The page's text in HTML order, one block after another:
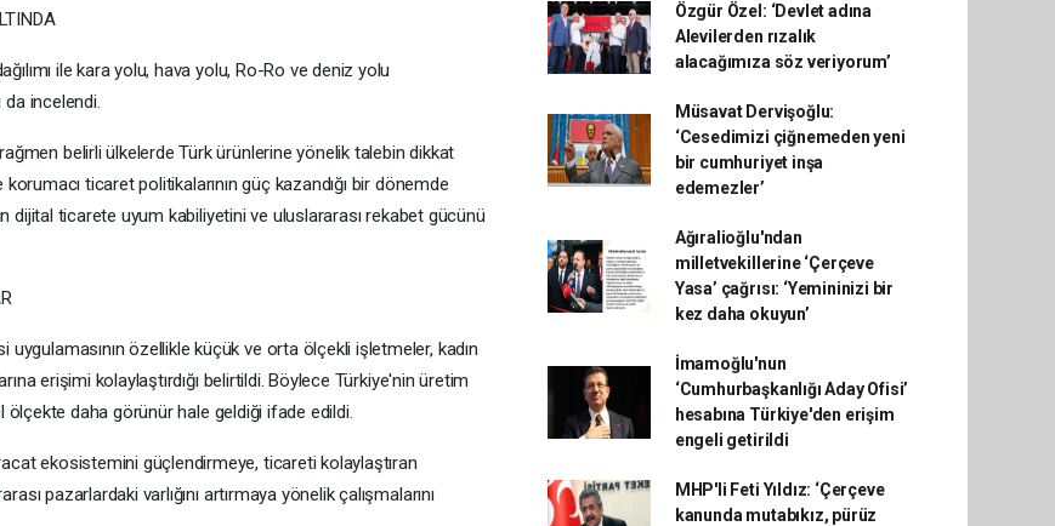
ile kara yolu, hava yolu, Ro-Ro ve deniz yolu
da incelendi.
belirli ülkelerde Türk ürünlerine yönelik talebin dikkat
ticaret politikalarının güç kazandığı bir dönemde
dijital ticarete uyum kabiliyetini ve uluslararası rekabet gücünü
özellikle küçük ve orta ölçekli işletmeler, kadın
erişimi kolaylaştırdığı belirtildi. Böylece Türkiye'nin üretim
ölçekte daha görünür hale geldiği ifade edildi.
ekosistemini güçlendirmeye, ticareti kolaylaştıran
pazarlardaki varlığını artırmaya yönelik çalışmalarını
Özgür Özel: ‘Devlet adına
Alevilerden rızalık
alacağımıza söz veriyorum’
Müsavat Dervişoğlu:
‘Cesedimizi çiğnemeden yeni
bir cumhuriyet inşa
edemezler’
Ağıralioğlu'ndan
milletvekillerine ‘Çerçeve
Yasa’ çağrısı: ‘Yemininizi bir
kez daha okuyun’
İmamoğlu'nun
‘Cumhurbaşkanlığı Aday Ofisi’
hesabına Türkiye'den erişim
engeli getirildi
MHP'li Feti Yıldız: ‘Çerçeve
kanunda mutabıkız, pürüz